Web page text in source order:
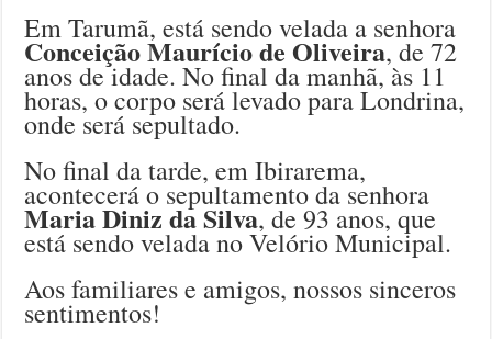
Em Tarumã, está sendo velada a senhora
Conceição Maurício de Oliveira, de 72
anos de idade. No final da manhã, às 11
horas, o corpo será levado para Londrina,
onde será sepultado.
No final da tarde, em Ibirarema,
acontecerá o sepultamento da senhora
Maria Diniz da Silva, de 93 anos, que
está sendo velada no Velório Municipal.
Aos familiares e amigos, nossos sinceros
sentimentos!